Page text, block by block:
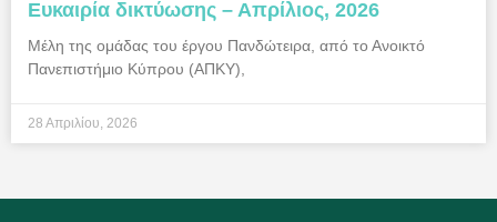
Ευκαιρία δικτύωσης – Απρίλιος, 2026
Μέλη της ομάδας του έργου Πανδώτειρα, από το Ανοικτό
Πανεπιστήμιο Κύπρου (ΑΠΚΥ),
28 Απριλίου, 2026